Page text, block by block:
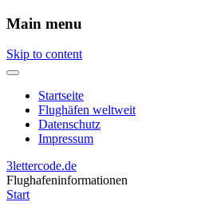
Main menu
Skip to content
Startseite
Flughäfen weltweit
Datenschutz
Impressum
3lettercode.de
Flughafeninformationen
Start